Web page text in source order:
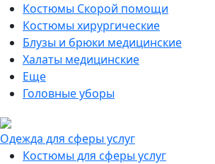
Костюмы Скорой помощи
Костюмы хирургические
Блузы и брюки медицинские
Халаты медицинские
Еще
Головные уборы
Одежда для сферы услуг
Костюмы для сферы услуг